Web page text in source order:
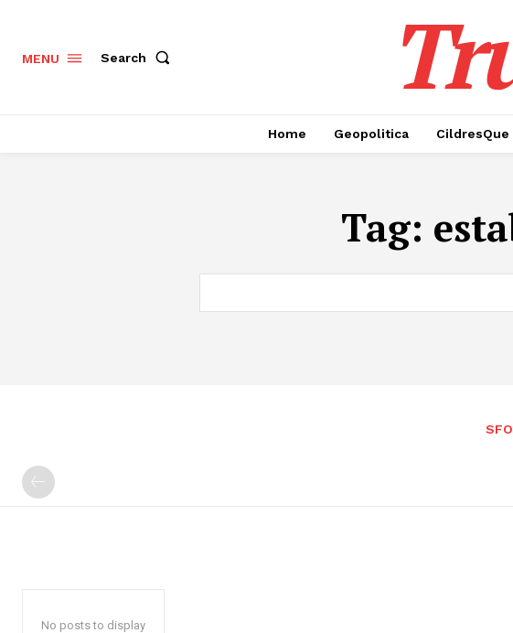
MENU Search
Home Geopolitica CildresQue
Tag:
No posts to display